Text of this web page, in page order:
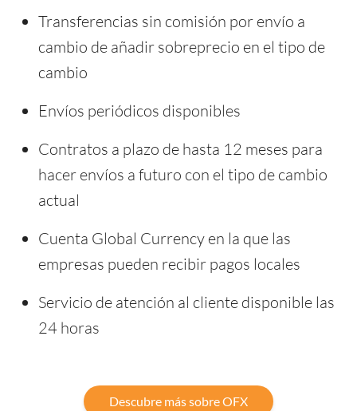
Transferencias sin comisión por envío a
cambio de añadir sobreprecio en el tipo de
cambio
Envíos periódicos disponibles
Contratos a plazo de hasta 12 meses para
hacer envíos a futuro con el tipo de cambio
actual
Cuenta Global Currency en la que las
empresas pueden recibir pagos locales
Servicio de atención al cliente disponible las
24 horas
Descubre más sobre OFX